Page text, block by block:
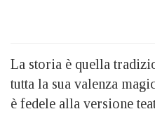
La storia è quella
tutta la sua valenza
è fedele alla versione